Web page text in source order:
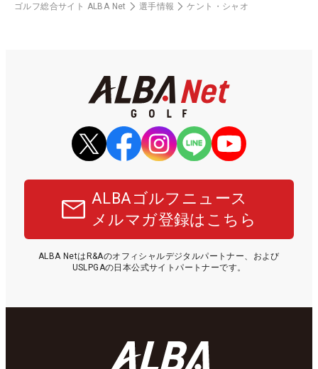
ゴルフ総合サイト ALBA Net 選手情報 ケント・シャオ
ALBAゴルフニュース
メルマガ登録はこちら
ALBA NetはR&Aのオフィシャルデジタルパートナー、および
USLPGAの日本公式サイトパートナーです。